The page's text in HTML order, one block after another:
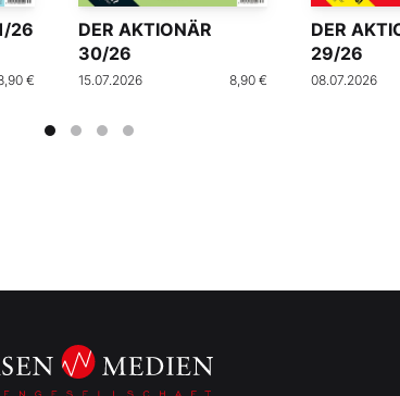
26
€
DER AKTIONÄR
30/26
15.07.2026 8,90 €
DER
29/26
08.07.2026